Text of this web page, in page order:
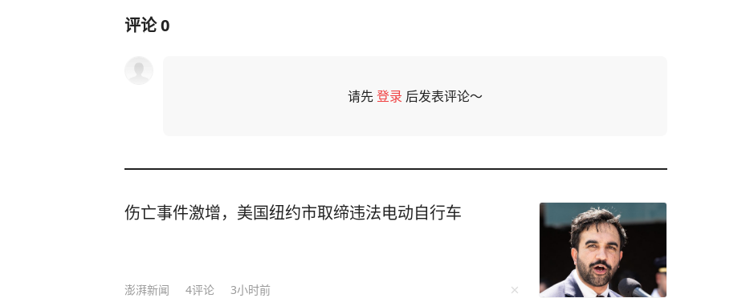
评论0
请先登录 后发表评论～
伤亡事件激增，美国纽约市取缔违法电动自行车
澎湃新闻 4评论 3小时前